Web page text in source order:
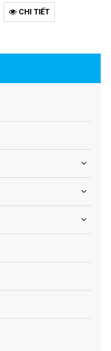
CHI TIẾT